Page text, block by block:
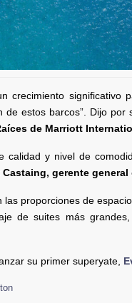
crecimiento significativo
de estos barcos”. Dijo
de Marriott
calidad y nivel de
Castaing, gerente
proporciones de
de suites más
su primer superyate,